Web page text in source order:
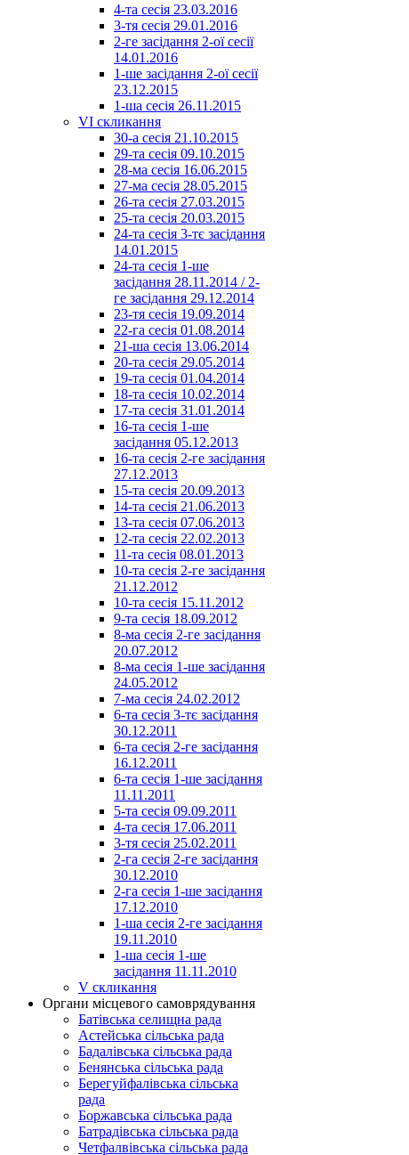
4-та сесія 23.03.2016
3-тя сесія 29.01.2016
2-ге засідання 2-ої сесії
14.01.2016
1-ше засідання 2-ої сесії
23.12.2015
1-ша сесія 26.11.2015
VI скликання
30-а сесія 21.10.2015
29-та сесія 09.10.2015
28-ма сесія 16.06.2015
27-ма сесія 28.05.2015
26-та сесія 27.03.2015
25-та сесія 20.03.2015
24-та сесія 3-тє засідання
14.01.2015
24-та сесія 1-ше
засідання 28.11.2014 / 2-
ге засідання 29.12.2014
23-тя сесія 19.09.2014
22-га сесія 01.08.2014
21-ша сесія 13.06.2014
20-та сесія 29.05.2014
19-та сесія 01.04.2014
18-та сесія 10.02.2014
17-та сесія 31.01.2014
16-та сесія 1-ше
засідання 05.12.2013
16-та сесія 2-ге засідання
27.12.2013
15-та сесія 20.09.2013
14-та сесія 21.06.2013
13-та сесія 07.06.2013
12-та сесія 22.02.2013
11-та сесія 08.01.2013
10-та сесія 2-ге засідання
21.12.2012
10-та сесія 15.11.2012
9-та сесія 18.09.2012
8-ма сесія 2-ге засідання
20.07.2012
8-ма сесія 1-ше засідання
24.05.2012
7-ма сесія 24.02.2012
6-та сесія 3-тє засідання
30.12.2011
6-та сесія 2-ге засідання
16.12.2011
6-та сесія 1-ше засідання
11.11.2011
5-та сесія 09.09.2011
4-та сесія 17.06.2011
3-тя сесія 25.02.2011
2-га сесія 2-ге засідання
30.12.2010
2-га сесія 1-ше засідання
17.12.2010
1-ша сесія 2-ге засідання
19.11.2010
1-ша сесія 1-ше
засідання 11.11.2010
V скликання
Органи місцевого самоврядування
Батівська селищна рада
Астейська сільська рада
Бадалівська сільська рада
Бенянська сільська рада
Берегуйфалівська сільська
рада
Боржавська сільська рада
Батрадівська сільська рада
Четфалвівська сільська рада